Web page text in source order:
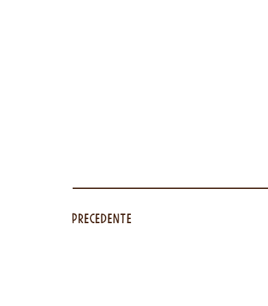
Precedente